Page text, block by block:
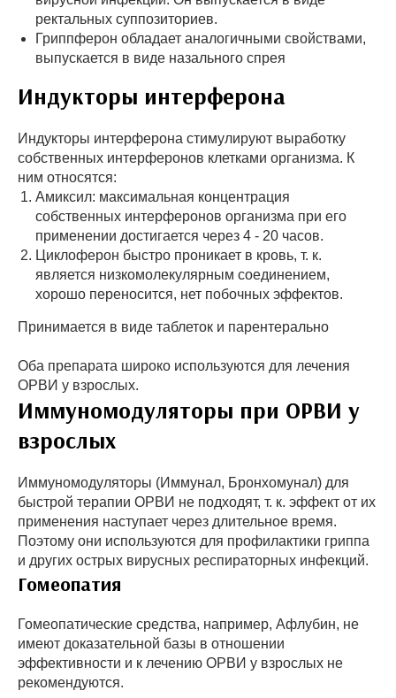
ректальных суппозиториев.
Гриппферон обладает аналогичными свойствами,
выпускается в виде назального спрея
Индукторы интерферона
Индукторы интерферона стимулируют выработку
собственных интерферонов клетками организма. К
ним относятся:
Амиксил: максимальная концентрация
собственных интерферонов организма при его
применении достигается через 4 - 20 часов.
Циклоферон быстро проникает в кровь, т. к.
является низкомолекулярным соединением,
хорошо переносится, нет побочных эффектов.
Принимается в виде таблеток и парентерально
Оба препарата широко используются для лечения
ОРВИ у взрослых.
Иммуномодуляторы при ОРВИ у
взрослых
Иммуномодуляторы (Иммунал, Бронхомунал) для
быстрой терапии ОРВИ не подходят, т. к. эффект от их
применения наступает через длительное время.
Поэтому они используются для профилактики гриппа
и других острых вирусных респираторных инфекций.
Гомеопатия
Гомеопатические средства, например, Афлубин, не
имеют доказательной базы в отношении
эффективности и к лечению ОРВИ у взрослых не
рекомендуются.